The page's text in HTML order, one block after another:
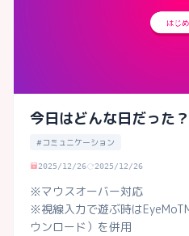
今日はどんな日だった？
#コミュニケーション
2025/12/26 2025/12/26
※マウスオーバー対応
※視線入力で遊ぶ時は
ウンロード）を併用